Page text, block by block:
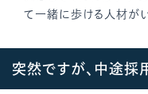
て一緒に歩ける人材が
突然ですが、中途採